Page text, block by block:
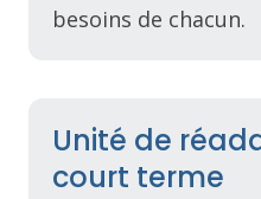
besoins de chacun.
Unité de
court terme